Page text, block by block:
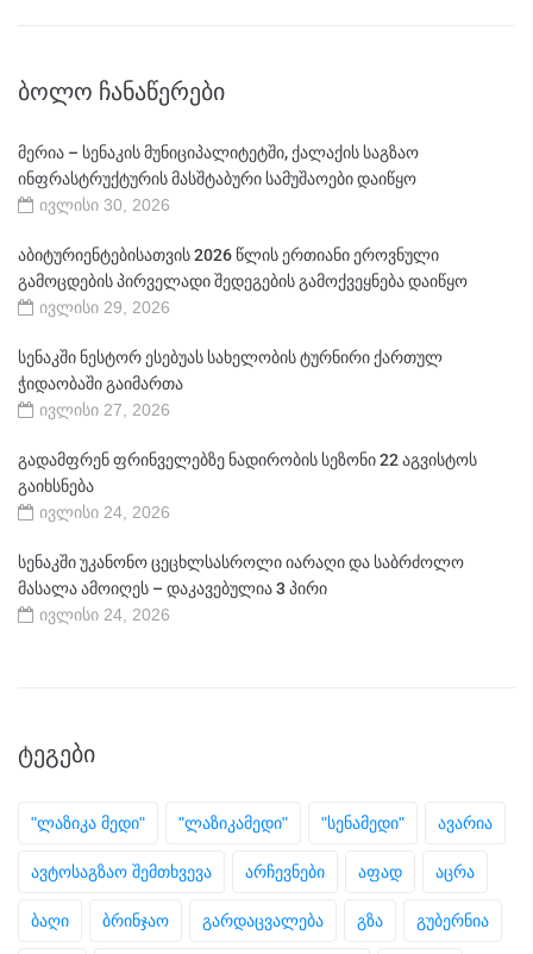
ᲑᲝᲚᲝ ᲩᲐᲜᲐᲬᲔᲠᲔᲑᲘ
მერია – სენაკის მუნიციპალიტეტში, ქალაქის საგზაო
ინფრასტრუქტურის მასშტაბური სამუშაოები დაიწყო
ივლისი 30, 2026
აბიტურიენტებისათვის 2026 წლის ერთიანი ეროვნული
გამოცდების პირველადი შედეგების გამოქვეყნება დაიწყო
ივლისი 29, 2026
სენაკში ნესტორ ესებუას სახელობის ტურნირი ქართულ
ჭიდაობაში გაიმართა
ივლისი 27, 2026
გადამფრენ ფრინველებზე ნადირობის სეზონი 22 აგვისტოს
გაიხსნება
ივლისი 24, 2026
სენაკში უკანონო ცეცხლსასროლი იარაღი და საბრძოლო
მასალა ამოიღეს – დაკავებულია 3 პირი
ივლისი 24, 2026
ᲢᲔᲒᲔᲑᲘ
"ლაზიკა მედი" "ლაზიკამედი" "სენამედი" ავარია
ავტოსაგზაო შემთხვევა არჩევნები აფად აცრა
ბაღი ბრინჯაო გარდაცვალება გზა გუბერნია